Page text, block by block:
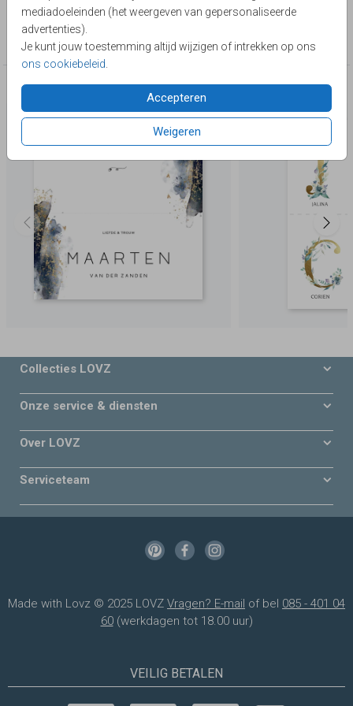
mediadoeleinden (het weergeven van gepersonaliseerde
advertenties).
Je kunt jouw toestemming altijd wijzigen of intrekken op ons
ons cookiebeleid
Accepteren
Weigeren
Collectie
Naamkaartjes
Deze producten zijn wellicht ook iets voor je
Collecties LOVZ
Onze service & diensten
Over LOVZ
Serviceteam
Made with Lovz © 2025 LOVZ Vragen? E-mail of bel 085 - 401 04
60(werkdagen tot 18.00 uur)
VEILIG BETALEN